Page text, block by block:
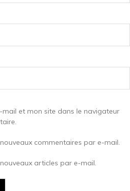
et mon site dans le navigateur
commentaires par e-mail.
articles par e-mail.